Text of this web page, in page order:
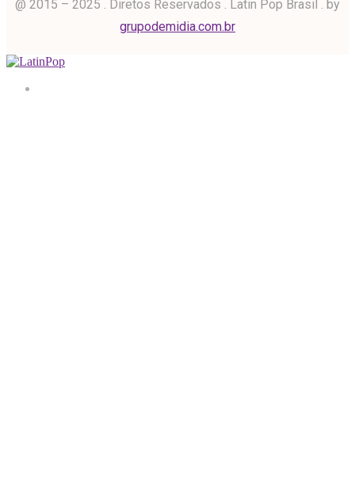
@ 2015 – 2025 . Diretos Reservados . Latin Pop Brasil . by
grupodemidia.com.br